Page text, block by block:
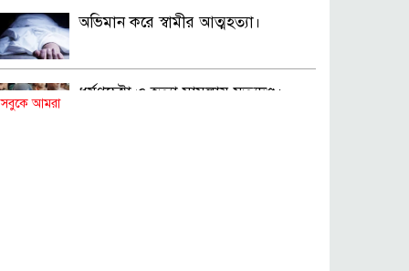
অভিমান করে স্বামীর আত্মহত্যা।
ধর্ষণচেষ্টা ও হত্যা মামলায় মৃত্যুদণ্ড।
আমরা